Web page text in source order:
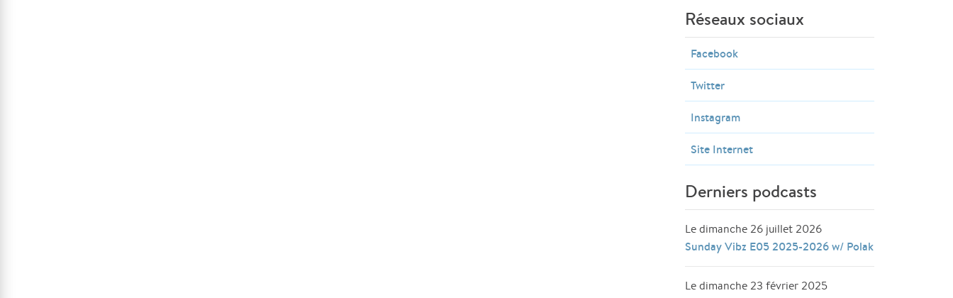
Réseaux sociaux
Facebook
Twitter
Instagram
Site Internet
Derniers podcasts
Le dimanche 26 juillet 2026
Sunday Vibz E05 2025-2026 w/ Polak
Le dimanche 23 février 2025